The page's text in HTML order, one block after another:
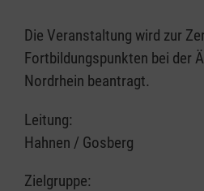
Die Veranstaltung wird zur
Fortbildungspunkten bei der
Nordrhein beantragt.
Leitung:
Hahnen / Gosberg
Zielgruppe: